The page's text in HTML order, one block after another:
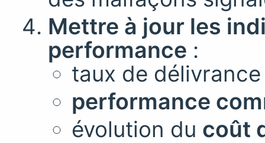
Mettre à jour les
performance :
taux de
performance
évolution du coût